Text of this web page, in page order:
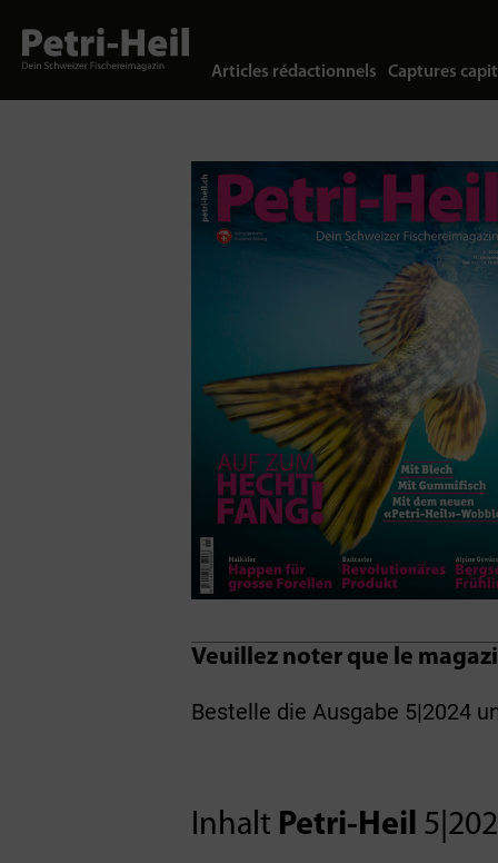
Articles rédactionnels Captures
Veuillez noter que le
Bestelle die Ausgabe 5|2024
Inhalt Petri-Heil